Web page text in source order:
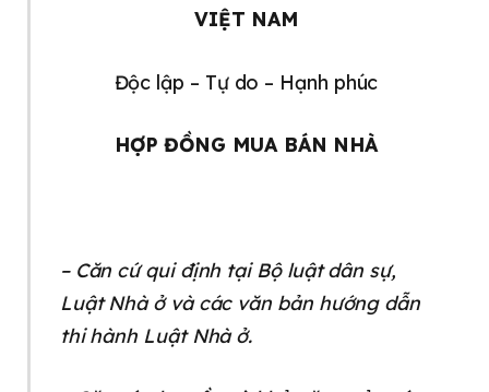
VIỆT NAM
Độc lập – Tự do – Hạnh phúc
HỢP ĐỒNG MUA BÁN NHÀ
– Căn cứ qui định tại Bộ luật dân sự,
Luật Nhà ở và các văn bản hướng dẫn
thi hành Luật Nhà ở.